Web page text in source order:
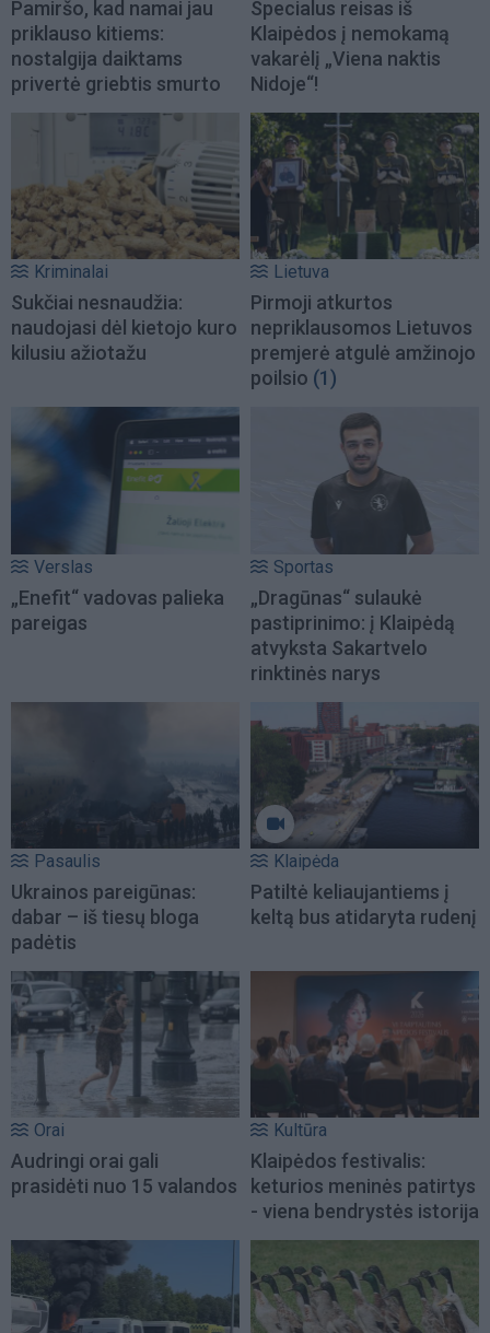
Pamiršo, kad namai jau
priklauso kitiems:
nostalgija daiktams
privertė griebtis smurto
Specialus reisas iš
Klaipėdos į nemokamą
vakarėlį „Viena naktis
Nidoje“!
Kriminalai
Sukčiai nesnaudžia:
naudojasi dėl kietojo kuro
kilusiu ažiotažu
Lietuva
Pirmoji atkurtos
nepriklausomos Lietuvos
premjerė atgulė amžinojo
poilsio (1)
Verslas
„Enefit“ vadovas palieka
pareigas
Sportas
„Dragūnas“ sulaukė
pastiprinimo: į Klaipėdą
atvyksta Sakartvelo
rinktinės narys
Pasaulis
Ukrainos pareigūnas:
dabar – iš tiesų bloga
padėtis
Klaipėda
Patiltė keliaujantiems į
keltą bus atidaryta rudenį
Orai
Audringi orai gali
prasidėti nuo 15 valandos
Kultūra
Klaipėdos festivalis:
keturios meninės patirtys
- viena bendrystės istorija